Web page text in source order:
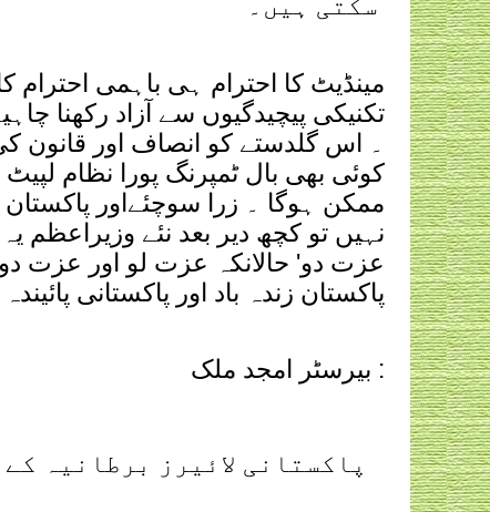
مینڈیٹ کا احترام ہی باہمی احترام
تکنیکی پیچیدگیوں سے آزاد رکھنا
۔ اس گلدستے کو انصاف اور قانون
کوئی بھی بال ٹمپرنگ پورا نظام
ممکن ہوگا ۔ زرا سوچئےاور
نہیں تو کچھ دیر بعد نئے وزیراعظم
عزت دو' حالانکہ عزت لو اور عزت
پاکستان زندہ باد اور پاکستانی پائیندہ
بیرسٹر امجد ملک :
پاکستانی لائیرز برطانیہ